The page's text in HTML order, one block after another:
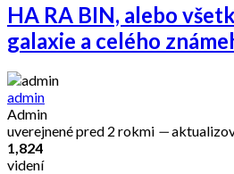
HA RA BIN, alebo
galaxie a celého
admin
Admin
uverejnenépred 2 rokmi —
1,824
videní